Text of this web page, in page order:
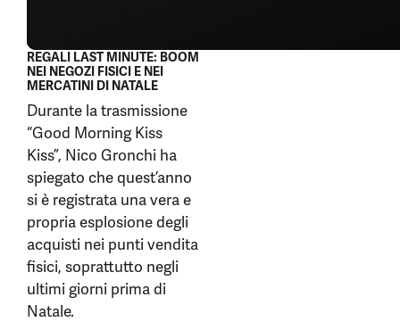
REGALI LAST MINUTE: BOOM
NEI NEGOZI FISICI E NEI
MERCATINI DI NATALE
Durante la trasmissione
“Good Morning Kiss
Kiss”, Nico Gronchi ha
spiegato che quest’anno
si è registrata una vera e
propria esplosione degli
acquisti nei punti vendita
fisici, soprattutto negli
ultimi giorni prima di
Natale.